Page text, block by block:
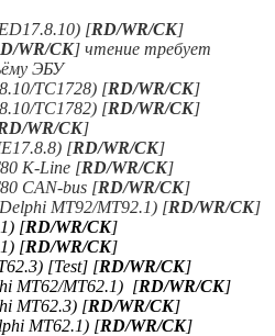
[RD/WR/CK]
WR/CK] чтение требует
ЭБУ
TC1728) [RD/WR/CK]
TC1782) [RD/WR/CK]
WR/CK]
[RD/WR/CK]
K-Line [RD/WR/CK]
CAN-bus [RD/WR/CK]
MT92/MT92.1) [RD/WR/CK]
[RD/WR/CK]
[RD/WR/CK]
[Test] [RD/WR/CK]
MT62/MT62.1) [RD/WR/CK]
MT62.3) [RD/WR/CK]
MT62.1) [RD/WR/CK]